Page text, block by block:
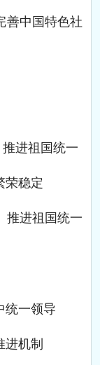
中国特色社
进祖国统一
稳定
进祖国统一
一领导
机制